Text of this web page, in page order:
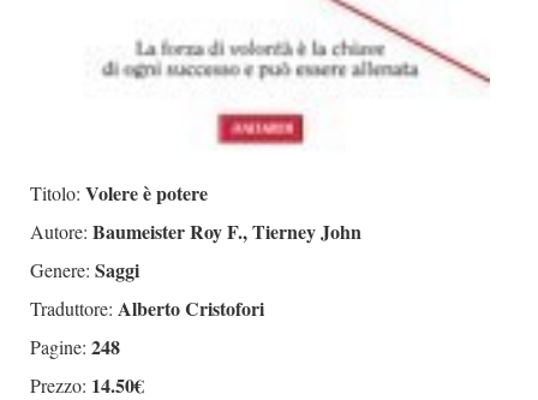
Titolo: Volere è potere
Autore: Baumeister Roy F., Tierney John
Genere: Saggi
Traduttore: Alberto Cristofori
Pagine: 248
Prezzo: 14.50€